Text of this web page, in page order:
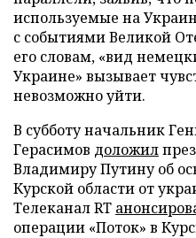
используемые на
с событиями Великой
его словам, «вид
Украине» вызывает
невозможно уйти.
В субботу начальник
Герасимов доложил
Владимиру Путину об
Курской области от
Телеканал RT
операции «Поток» в